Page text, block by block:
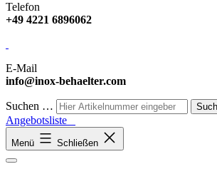
Telefon
+49 4221 6896062
E-Mail
info@inox-behaelter.com
Suchen …
Angebotsliste
Menü Schließen